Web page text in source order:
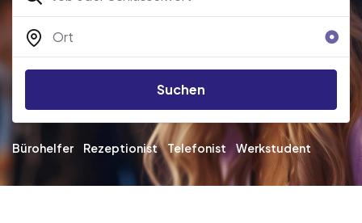
Suchen
Bürohelfer Rezeptionist Telefonist Werkstudent